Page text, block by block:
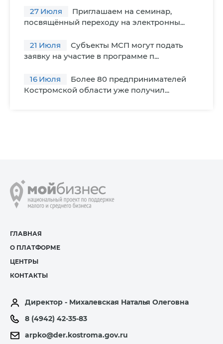
27 Июля
Приглашаем на семинар,
посвящённый переходу на электронны...
21 Июля
Субъекты МСП могут подать
заявку на участие в программе п...
16 Июля
Более 80 предпринимателей
Костромской области уже получил...
ГЛАВНАЯ
О ПЛАТФОРМЕ
ЦЕНТРЫ
КОНТАКТЫ
Директор - Михалевская Наталья Олеговна
8 (4942) 42-35-83
arpko@der.kostroma.gov.ru